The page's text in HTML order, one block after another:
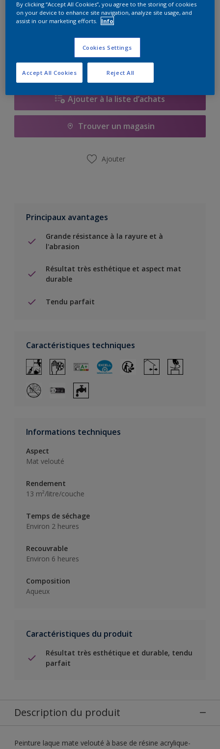
Quantité Calculateur de peinture
Calculer
Ajouter à la liste d’achats
Trouver un magasin
Ajouter
Principaux avantages
Grande résistance à la rayure et à
l'abrasion
Résultat très esthétique et aspect mat
durable
Tendu parfait
Caractéristiques techniques
Informations techniques
Aspect
Mat velouté
Rendement
13 m²/litre/couche
Temps de séchage
Environ 2 heures
Recouvrable
Environ 6 heures
Composition
Aqueux
Caractéristiques du produit
Résultat très esthétique et durable, tendu
parfait
Description du produit
Peinture laque mate velouté à base de résine acrylique-
By clicking “Accept All Cookies”, you agree to the storing of cookies
on your device to enhance site navigation, analyze site usage, and
assist in our marketing efforts.
Info
Cookies Settings
Reject All
Accept All Cookies